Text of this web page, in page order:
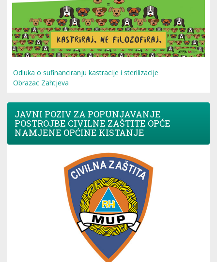
Odluka o sufinanciranju kastracije i sterilizacije
Obrazac Zahtjeva
JAVNI POZIV ZA POPUNJAVANJE
POSTROJBE CIVILNE ZAŠTITE OPĆE
NAMJENE OPĆINE KISTANJE